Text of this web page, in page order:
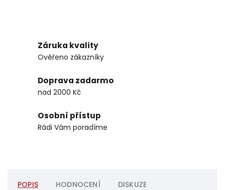
Záruka kvality
Ověřeno zákazníky
Doprava zadarmo
nad 2000 Kč
Osobní přístup
Rádi Vám poradíme
POPIS HODNOCENÍ DISKUZE